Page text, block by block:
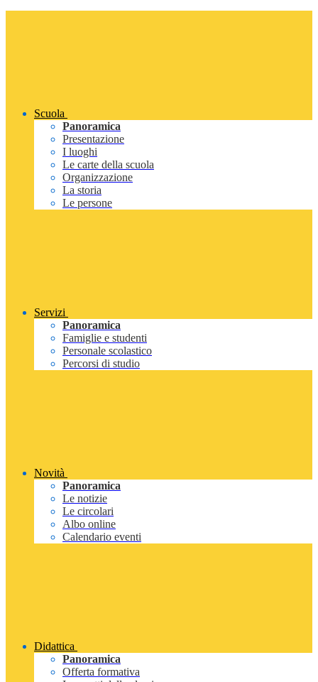
Scuola
Panoramica
Presentazione
I luoghi
Le carte della scuola
Organizzazione
La storia
Le persone
Servizi
Panoramica
Famiglie e studenti
Personale scolastico
Percorsi di studio
Novità
Panoramica
Le notizie
Le circolari
Albo online
Calendario eventi
Didattica
Panoramica
Offerta formativa